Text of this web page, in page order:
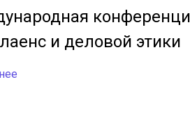
и деловой этики